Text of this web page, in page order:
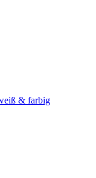
& farbig